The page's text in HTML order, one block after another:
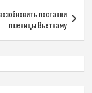
поставки
пшеницы Вьетнаму